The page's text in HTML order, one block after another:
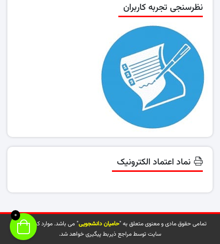
نظرسنجی تجربه کاربران
نماد اعتماد الکترونیک
تمامی حقوق مادی و معنوی متعلق به "حامیان دانشجویی" می باشد. موارد کپی شده از
سایت توسط مراجع ذیربط پیگیری خواهد شد.
0